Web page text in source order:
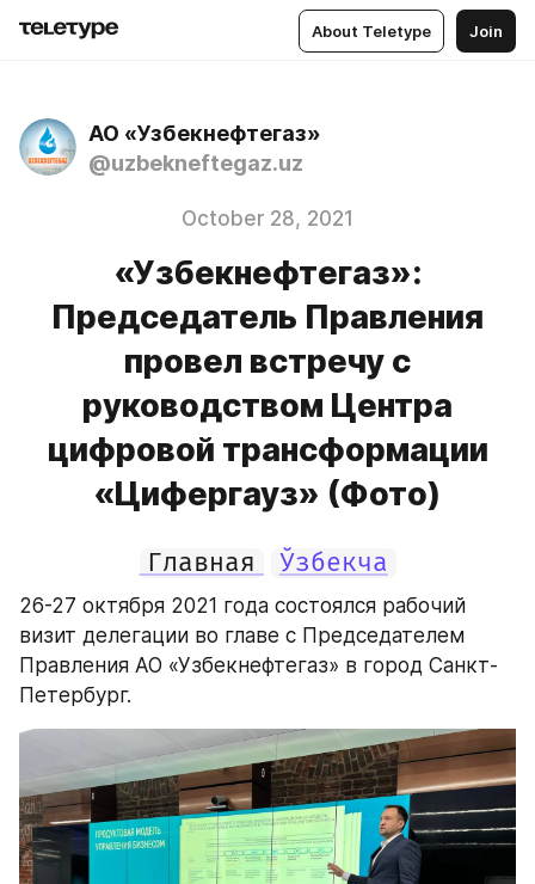
About Teletype Join
АО «Узбекнефтегаз»
@uzbekneftegaz.uz
October 28, 2021
«Узбекнефтегаз»:
Председатель Правления
провел встречу с
руководством Центра
цифровой трансформации
«Цифергауз» (Фото)
Главная Ўзбекча
26-27 октября 2021 года состоялся рабочий
визит делегации во главе с Председателем
Правления АО «Узбекнефтегаз» в город Санкт-
Петербург.